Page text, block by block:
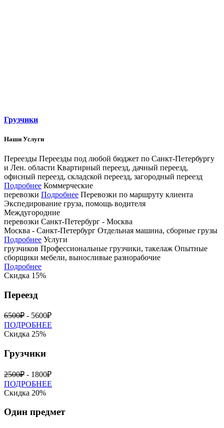
Грузчики
Наши Услуги
Переезды Переезды под любой бюджет по Санкт­-Петербургу
и Лен. области Квартирный переезд, дачный переезд,
офисный переезд, складской переезд, загородный переезд
Подробнее Коммерческие
перевозки Подробнее Перевозки по маршруту клиента
Экспедирование груза, помощь водителя
Междугородние
перевозки Санкт-Петербург - Москва
Москва - Санкт-Петербург Отдельная машина, сборные грузы
Подробнее Услуги
грузчиков Профессиональные грузчики, такелаж Опытные
сборщики мебели, выносливые разнорабочие
Подробнее
Скидка 15%
Переезд
6500₽ - 5600₽
ПОДРОБНЕЕ
Скидка 25%
Грузчики
2500₽ - 1800₽
ПОДРОБНЕЕ
Скидка 20%
Один предмет